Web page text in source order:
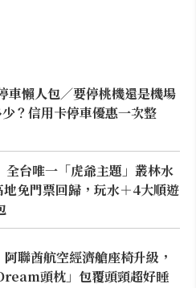
車懶人包／要停桃機還是機場
？信用卡停車優惠一次整
全台唯一「虎爺主題」叢林水
免門票回歸，玩水＋4大順遊
聯酋航空經濟艙座椅升級，
頭枕」包覆頭頸超好睡